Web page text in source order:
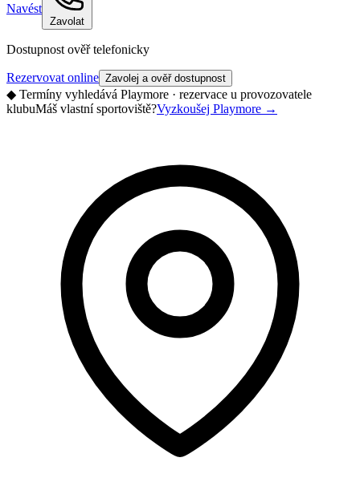
Navést
Zavolat
Dostupnost ověř telefonicky
Rezervovat online Zavolej a ověř dostupnost
◆ Termíny vyhledává Playmore · rezervace u provozovatele
klubuMáš vlastní sportoviště?Vyzkoušej Playmore →